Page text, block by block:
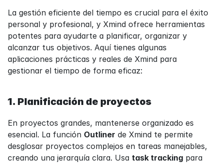
La gestión eficiente del tiempo es crucial para el éxito
personal y profesional, y Xmind ofrece herramientas
potentes para ayudarte a planificar, organizar y
alcanzar tus objetivos. Aquí tienes algunas
aplicaciones prácticas y reales de Xmind para
gestionar el tiempo de forma eficaz:
1. Planificación de proyectos
En proyectos grandes, mantenerse organizado es
esencial. La función Outliner de Xmind te permite
desglosar proyectos complejos en tareas manejables,
creando una jerarquía clara. Usa task tracking para